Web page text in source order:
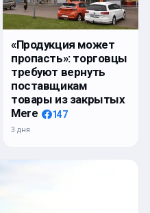
«Продукция может
пропасть»: торговцы
требуют вернуть
поставщикам
товары из закрытых
Mere
147
3 дня